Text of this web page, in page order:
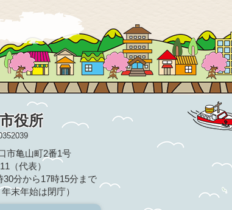
役所
市亀山町2番1号
（代表）
分から17時15分まで
末年始は閉庁）